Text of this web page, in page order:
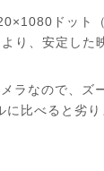
ドット
り、安定した
ラなので、ズ
比べると劣り